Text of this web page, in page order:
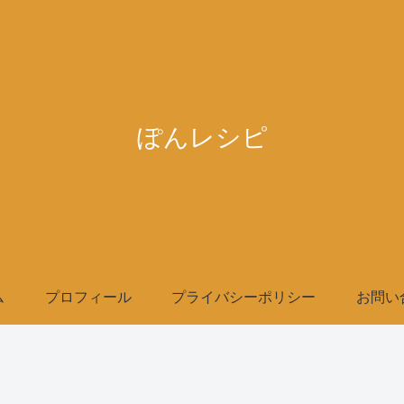
ぽんレシピ
プロフィール プライバシーポリシー お問い